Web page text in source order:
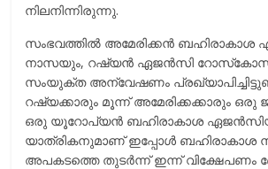
നിലനിന്നിരുന്നു.
സംഭവത്തില്‍ അമേരിക്കന്‍ ബഹിരാകാശ
നാസയും, റഷ്യന്‍ ഏജന്‍സി
സംയുക്ത അന്വേഷണം
റഷ്യക്കാരും മൂന്ന് അമേരിക്കക്കാരും ഒരു
ഒരു യൂറോപ്യന്‍ ബഹിരാകാശ
യാത്രികനുമാണ് ഇപ്പോള്‍ ബഹിരാകാശ
അപകടത്തെ തുടര്‍ന്ന് ഇന്ന് വിക്ഷേപണം